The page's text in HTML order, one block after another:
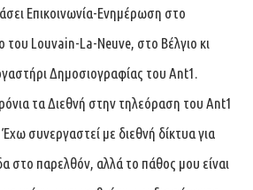
Επικοινωνία-Ενημέρωση στο
του Louvain-La-Neuve, στο Βέλγιο κι
Δημοσιογραφίας του Ant1.
τα Διεθνή στην τηλεόραση του Ant1
συνεργαστεί με διεθνή δίκτυα για
στο παρελθόν, αλλά το πάθος μου είναι